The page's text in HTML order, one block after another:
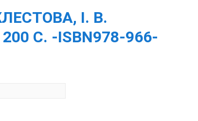
І. В.
С. -ISBN978-966-